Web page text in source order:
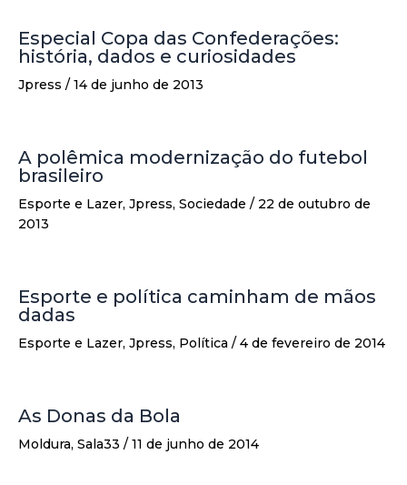
Especial Copa das Confederações:
história, dados e curiosidades
Jpress / 14 de junho de 2013
A polêmica modernização do futebol
brasileiro
Esporte e Lazer, Jpress, Sociedade / 22 de outubro de
2013
Esporte e política caminham de mãos
dadas
Esporte e Lazer, Jpress, Política / 4 de fevereiro de 2014
As Donas da Bola
Moldura, Sala33 / 11 de junho de 2014